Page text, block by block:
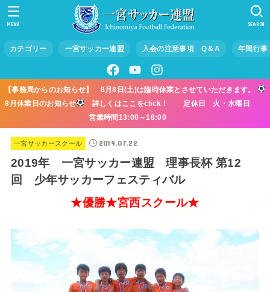
カテゴリー 一宮サッカー連盟 入会の注意事項 Q＆A 年間行事
SEARCH
MENU
【事務局からのお知らせ】 8月8日(土)は臨時休業とさせていただきます。
8月休業日のお知らせ
詳しくはここをclick！ 定休日 火・水曜日
営業時間13:00～18:00
一宮サッカースクール 2019.07.22
2019年 一宮サッカー連盟 理事長杯 第12
回 少年サッカーフェスティバル
★優勝★宮西スクール★